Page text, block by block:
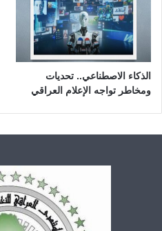
الذكاء الاصطناعي.. تحديات
ومخاطر تواجه الإعلام العراقي